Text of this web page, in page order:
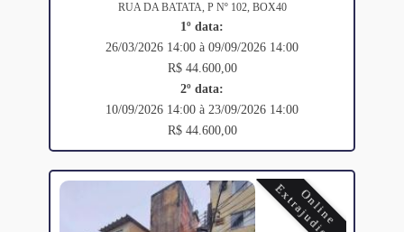
RUA DA BATATA, P Nº 102, BOX40
1º data:
26/03/2026 14:00 à 09/09/2026 14:00
R$ 44.600,00
2º data:
10/09/2026 14:00 à 23/09/2026 14:00
R$ 44.600,00
Online
Extrajudicial